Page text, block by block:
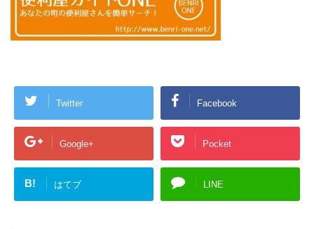
Twitter Facebook
Google+ Pocket
B! はてブ LINE